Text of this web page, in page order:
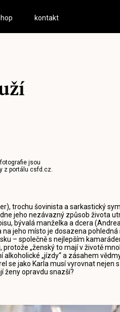
kontakt
jsou
z portálu csfd.cz.
trochu šovinista a sarkastický
jeho nezávazný způsob života
bývalá manželka a dcera
jeho místo je dosazena
– společně s nejlepším
„ženský to mají v životě
alkoholické „jízdy“ a zásahem
se jako Karla musí vyrovnat nejen
ženy opravdu snazší?